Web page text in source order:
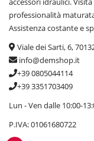
professionalità
Assistenza costante e
Viale dei Sarti, 6,
info@demshop.it
+39 0805044114
+39 3351703409
Lun - Ven dalle 10:00-
P.IVA: 01061680722